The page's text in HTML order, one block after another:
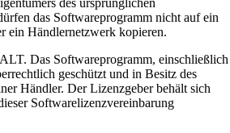
des ursprünglichen
das Softwareprogramm nicht auf ein
ein Händlernetzwerk kopieren.
Das Softwareprogramm, einschließlich
geschützt und in Besitz des
Händler. Der Lizenzgeber behält sich
Softwarelizenzvereinbarung